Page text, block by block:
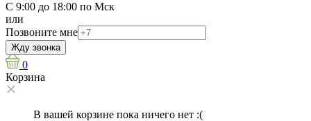
С 9:00 до 18:00 по Мск
или
Позвоните мне
Жду звонка
0
Корзина
В вашей корзине пока ничего нет :(